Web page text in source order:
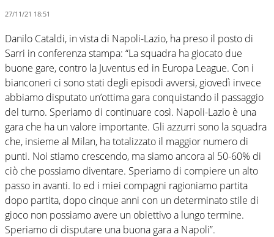
27/11/21 18:51
Danilo Cataldi, in vista di Napoli-Lazio, ha preso il posto di
Sarri in conferenza stampa: “La squadra ha giocato due
buone gare, contro la Juventus ed in Europa League. Con i
bianconeri ci sono stati degli episodi avversi, giovedì invece
abbiamo disputato un’ottima gara conquistando il passaggio
del turno. Speriamo di continuare così. Napoli-Lazio è una
gara che ha un valore importante. Gli azzurri sono la squadra
che, insieme al Milan, ha totalizzato il maggior numero di
punti. Noi stiamo crescendo, ma siamo ancora al 50-60% di
ciò che possiamo diventare. Speriamo di compiere un alto
passo in avanti. Io ed i miei compagni ragioniamo partita
dopo partita, dopo cinque anni con un determinato stile di
gioco non possiamo avere un obiettivo a lungo termine.
Speriamo di disputare una buona gara a Napoli”.